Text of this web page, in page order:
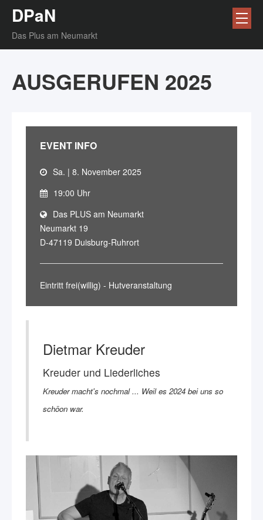
DPaN
Das Plus am Neumarkt
AUSGERUFEN 2025
EVENT INFO
Sa. | 8. November 2025
19:00 Uhr
Das PLUS am Neumarkt
Neumarkt 19
D-47119 Duisburg-Ruhrort
Eintritt frei(willig) - Hutveranstaltung
Dietmar Kreuder
Kreuder und Liederliches
Kreuder macht's nochmal ... Weil es 2024 bei uns so
schöon war.